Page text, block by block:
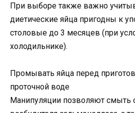
При выборе также важно
диетические яйца пригодны к
столовые до 3 месяцев (при
холодильнике).
Промывать яйца перед
проточной воде
Манипуляции позволяют смыть